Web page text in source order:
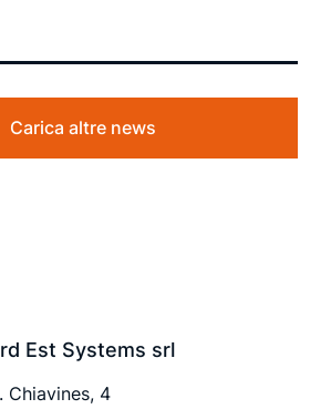
Carica altre news
Est Systems srl
Chiavines, 4